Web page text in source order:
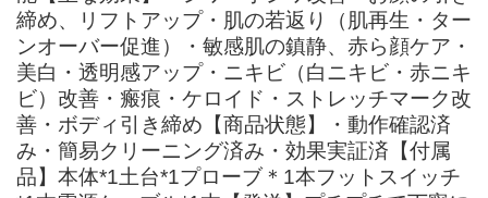
締め、リフトアップ・肌の若返り（肌再生・ター
ンオーバー促進）・敏感肌の鎮静、赤ら顔ケア・
美白・透明感アップ・ニキビ（白ニキビ・赤ニキ
ビ）改善・瘢痕・ケロイド・ストレッチマーク改
善・ボディ引き締め【商品状態】・動作確認済
み・簡易クリーニング済み・効果実証済【付属
品】本体*1土台*1プローブ＊1本フットスイッチ